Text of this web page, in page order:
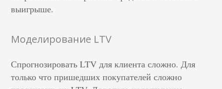
выигрыше.
Моделирование LTV
Спрогнозировать LTV для клиента сложно. Для
только что пришедших покупателей сложно